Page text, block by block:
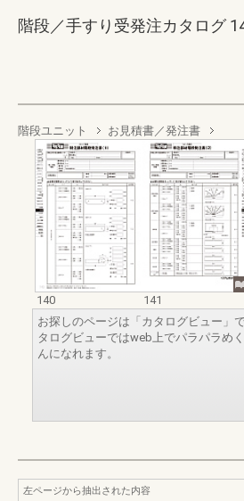
階段／手すり受発注カタログ
階段ユニット お見積書／発注書
140
141
お探しのページは「カタログビュー」
タログビューではweb上でパラパラめ
んになれます。
左ページから抽出された内容